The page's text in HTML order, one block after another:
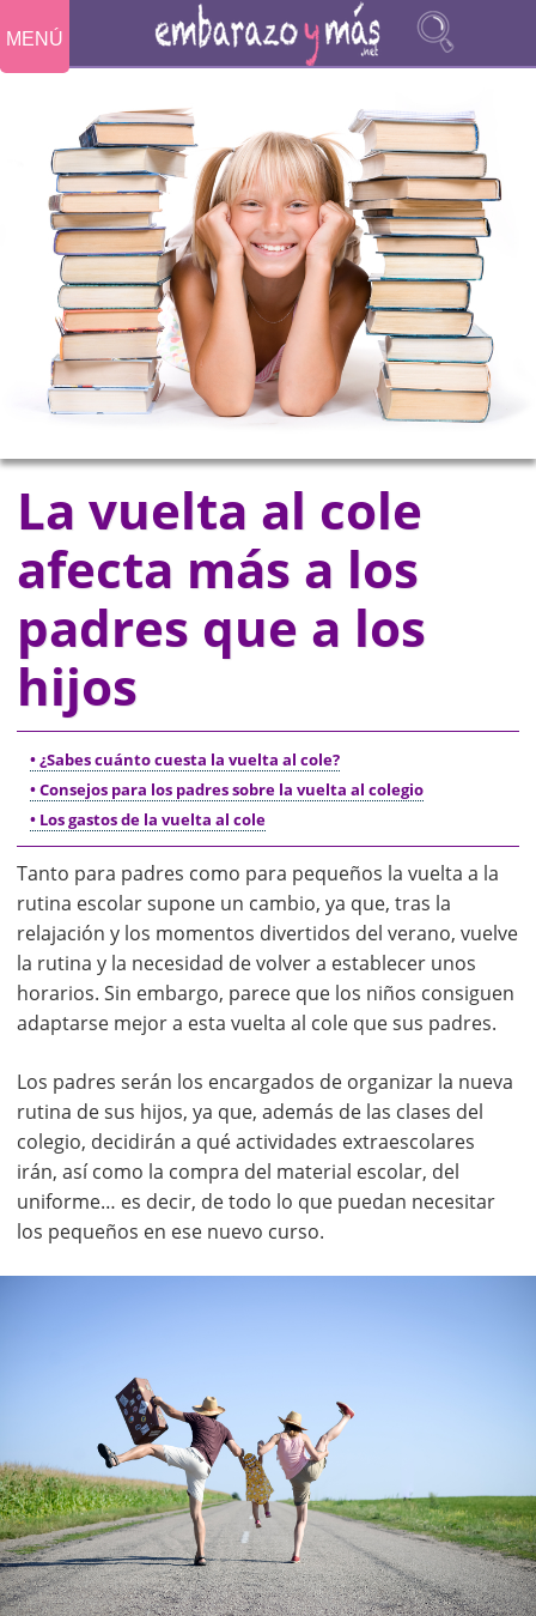
MENÚ
La vuelta al cole
afecta más a los
padres que a los
hijos
• ¿Sabes cuánto cuesta la vuelta al cole?
• Consejos para los padres sobre la vuelta al colegio
• Los gastos de la vuelta al cole
Tanto para padres como para pequeños la vuelta a la
rutina escolar supone un cambio, ya que, tras la
relajación y los momentos divertidos del verano, vuelve
la rutina y la necesidad de volver a establecer unos
horarios. Sin embargo, parece que los niños consiguen
adaptarse mejor a esta vuelta al cole que sus padres.
Los padres serán los encargados de organizar la nueva
rutina de sus hijos, ya que, además de las clases del
colegio, decidirán a qué actividades extraescolares
irán, así como la compra del material escolar, del
uniforme… es decir, de todo lo que puedan necesitar
los pequeños en ese nuevo curso.